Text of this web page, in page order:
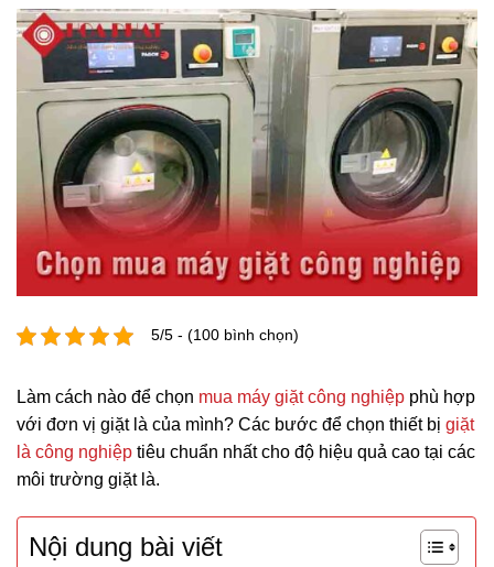
5/5 - (100 bình chọn)
Làm cách nào để chọn mua máy giặt công nghiệp phù hợp
với đơn vị giặt là của mình? Các bước để chọn thiết bị giặt
là công nghiệp tiêu chuẩn nhất cho độ hiệu quả cao tại các
môi trường giặt là.
Nội dung bài viết